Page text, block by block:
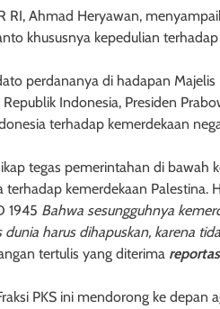
RI, Ahmad Heryawan,
khususnya kepedulian
perdananya di hadapan
Indonesia, Presiden
terhadap kemerdekaan
tegas pemerintahan di
kemerdekaan Palestina.
1945 Bahwa sesungguhnya
harus dihapuskan, karena
tertulis yang diterima
PKS ini mendorong ke